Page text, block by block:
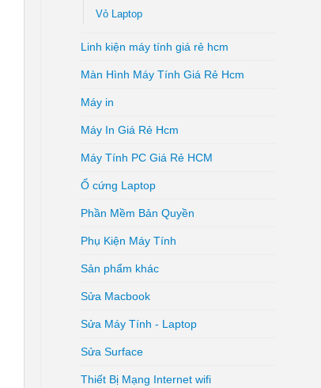
Vỏ Laptop
Linh kiện máy tính giá rẻ hcm
Màn Hình Máy Tính Giá Rẻ Hcm
Máy in
Máy In Giá Rẻ Hcm
Máy Tính PC Giá Rẻ HCM
Ổ cứng Laptop
Phần Mềm Bản Quyền
Phụ Kiện Máy Tính
Sản phẩm khác
Sửa Macbook
Sửa Máy Tính - Laptop
Sửa Surface
Thiết Bị Mạng Internet wifi